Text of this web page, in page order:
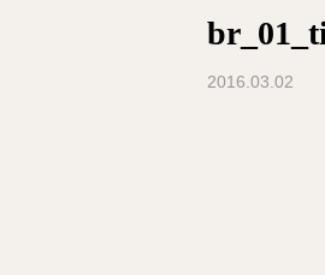
2016.03.02